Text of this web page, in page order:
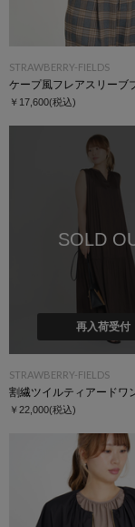
STRAWBERRY-FIELDS
ケープ風フレアスリーブ
￥17,600(税込)
SOLD
再入荷受付
STRAWBERRY-FIELDS
割繊ツイルティアードワ
￥22,000(税込)